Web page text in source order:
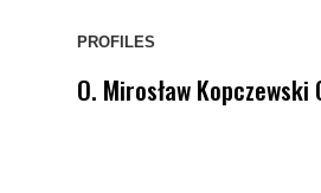
PROFILES
O. Mirosław Kopczewski